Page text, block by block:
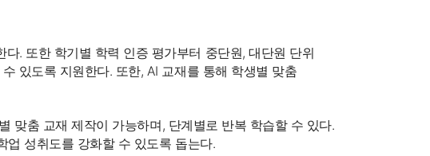
. 또한 학기별 학력 인증 평가부터 중단원, 대단원 단위
있도록 지원한다. 또한, AI 교재를 통해 학생별 맞춤
맞춤 교재 제작이 가능하며, 단계별로 반복 학습할 수 있다.
업 성취도를 강화할 수 있도록 돕는다.